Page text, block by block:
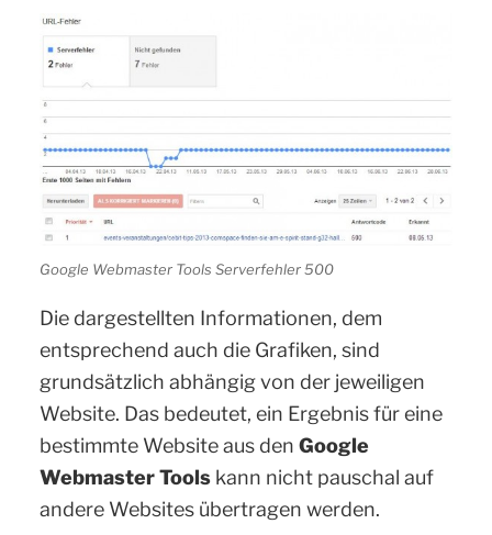
Google Webmaster Tools Serverfehler 500
Die dargestellten Informationen, dem
entsprechend auch die Grafiken, sind
grundsätzlich abhängig von der jeweiligen
Website. Das bedeutet, ein Ergebnis für eine
bestimmte Website aus den Google
Webmaster Tools kann nicht pauschal auf
andere Websites übertragen werden.